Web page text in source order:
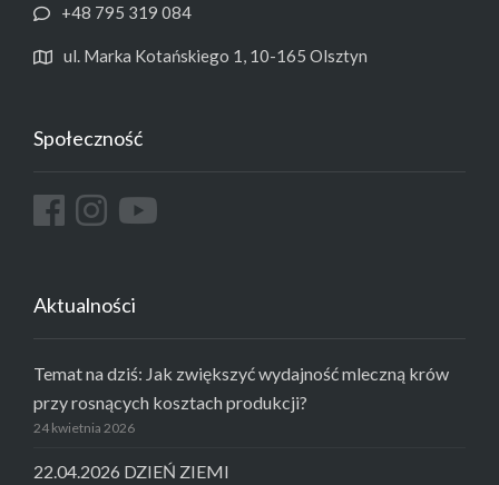
+48 795 319 084
ul. Marka Kotańskiego 1, 10-165 Olsztyn
Społeczność
Aktualności
Temat na dziś: Jak zwiększyć wydajność mleczną krów
przy rosnących kosztach produkcji?
24 kwietnia 2026
22.04.2026 DZIEŃ ZIEMI